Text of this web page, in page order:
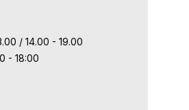
/ 14.00 - 19.00
- 18:00